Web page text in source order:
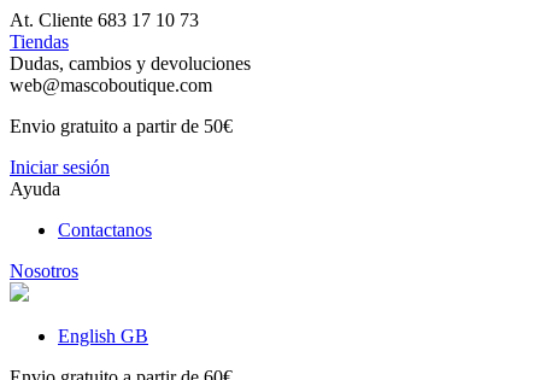
At. Cliente 683 17 10 73
Tiendas
Dudas, cambios y devoluciones
web@mascoboutique.com
Envio gratuito a partir de 50€
Iniciar sesión
Ayuda
Contactanos
Nosotros
English GB